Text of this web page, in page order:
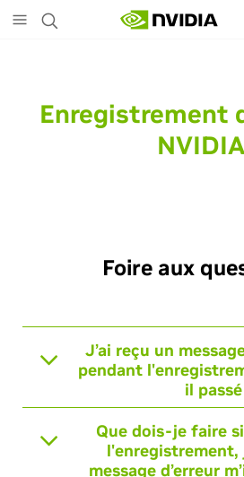
to
Enregistrement
NVIDIA
Foire aux
J’ai reçu un
pendant
il
Que dois-je faire
l'enregistrement,
message d’erreur